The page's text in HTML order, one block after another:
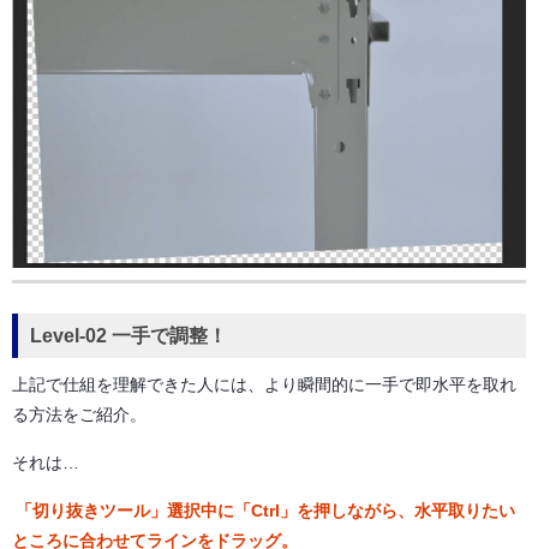
Level-02 一手で調整！
上記で仕組を理解できた人には、より瞬間的に一手で即水平を取れ
る方法をご紹介。
それは…
「切り抜きツール」選択中に「Ctrl」を押しながら、水平取りたい
ところに合わせてラインをドラッグ。